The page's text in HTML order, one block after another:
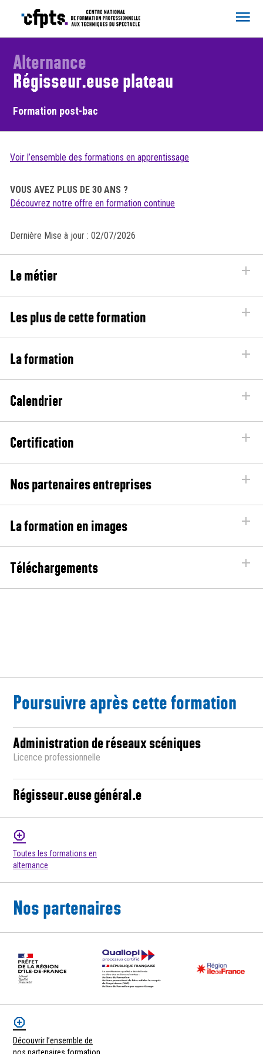
Alternance
Régisseur.euse plateau
Formation post-bac
Voir l’ensemble des formations en apprentissage
VOUS AVEZ PLUS DE 30 ANS ?
Découvrez notre offre en formation continue
Dernière Mise à jour : 02/07/2026
Le métier
Les plus de cette formation
La formation
Calendrier
Certification
Nos partenaires entreprises
La formation en images
Téléchargements
Poursuivre après cette formation
Toutes les formations en
alternance
Administration de réseaux scéniques
Licence professionnelle
Régisseur.euse général.e
Nos partenaires
Découvrir l’ensemble de